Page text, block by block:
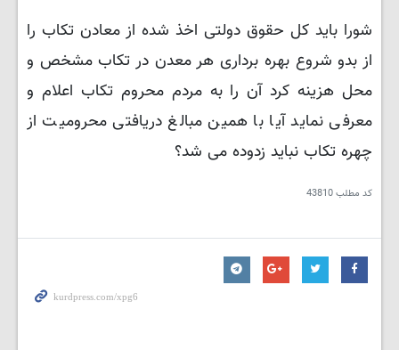
شورا باید کل حقوق دولتی اخذ شده از معادن تکاب را
از بدو شروع بهره برداری هر معدن در تکاب مشخص و
محل هزینه کرد آن را به مردم محروم تکاب اعلام و
معرفی نماید آیا با همین مبالغ دریافتی محرومیت از
چهره تکاب نباید زدوده می شد؟
کد مطلب43810